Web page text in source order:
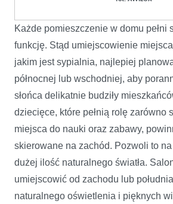
Każde pomieszczenie w domu pełni
funkcję. Stąd umiejscowienie
jakim jest sypialnia, najlepiej
północnej lub wschodniej, aby
słońca delikatnie budziły
dziecięce, które pełnią rolę zarówno
miejsca do nauki oraz zabawy,
skierowane na zachód. Pozwoli to
dużej ilość naturalnego światła.
umiejscowić od zachodu lub
naturalnego oświetlenia i pięknych